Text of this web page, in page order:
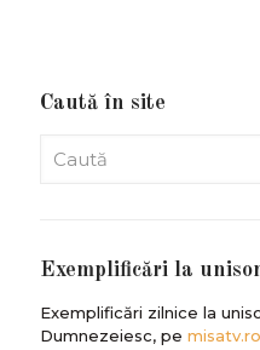
Caută în site
Exemplificări la
Exemplificări zilnice la
Dumnezeiesc, pe misatv.ro